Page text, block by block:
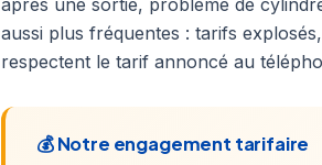
aussi plus fréquentes : tarifs
respectent le tarif annoncé au
💰 Notre engagement tarifaire